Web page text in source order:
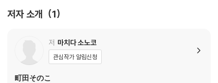
저자 소개 1
저 마치다 소노코
관심작가 알림신청
町田そのこ